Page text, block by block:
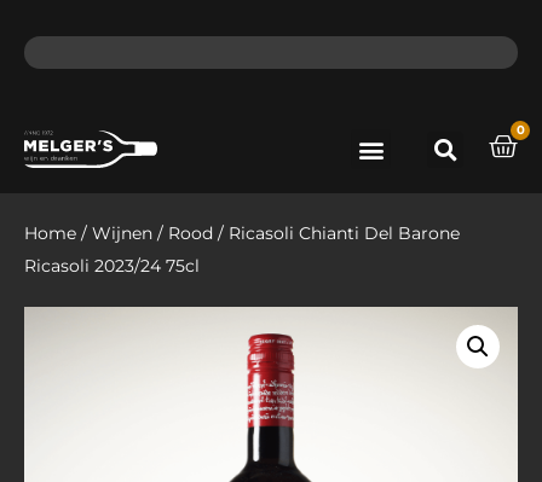
0
Home / Wijnen / Rood / Ricasoli Chianti Del Barone
Ricasoli 2023/24 75cl